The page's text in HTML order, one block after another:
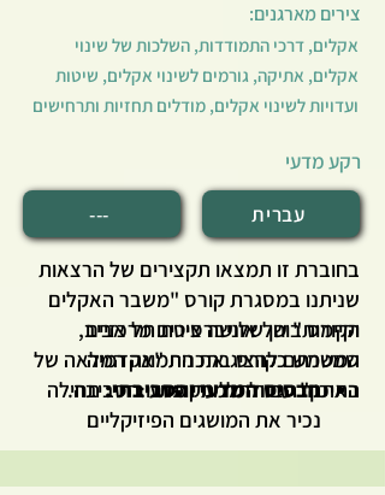
כולל עידוד למעורבות אזרחית ופעולה
בקהילה.
צירים מארגנים:
אקלים, דרכי התמודדות, השלכות של שינוי
אקלים, אתיקה, גורמים לשינוי אקלים, שיטות
ועדויות לשינוי אקלים, מודלים תחזיות ותרחישים
רקע מדעי
---
עברית
בחוברת זו תמצאו תקצירים של הרצאות
שניתנו במסגרת קורס "משבר האקלים
וקיימות" של אוניברסיטת תל אביב,
המשמש כקורס בתכנית "אקדמיה
בתיכון" עבור תלמידי מדעי הסביבה.
הקורס בוחן שלושה צירים מרכזיים
שמטרתם להציג את התמונה המלאה של
האתגר הגדול של תקופתנו:
הבסיס המדעי והסביבתי:תחילה
נכיר את המושגים הפיזיקליים
העומדים בבסיס משבר האקלים
ותופעת ההתחממות הגלובלית.